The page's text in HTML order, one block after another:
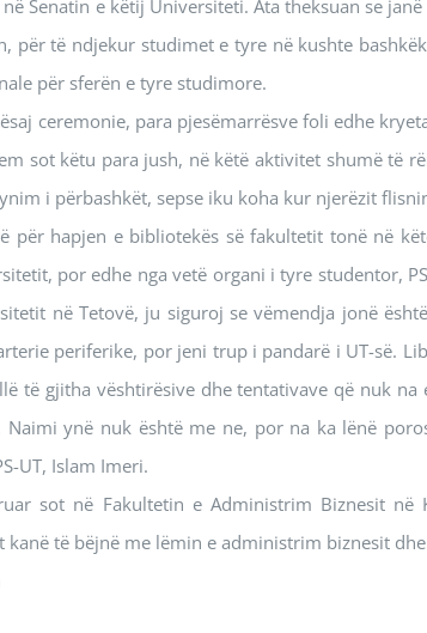
në Senatin e këtij Universiteti. Ata theksuan se
për të ndjekur studimet e tyre në kushte
për sferën e tyre studimore.
ceremonie, para pjesëmarrësve foli edhe
sot këtu para jush, në këtë aktivitet shumë të
i përbashkët, sepse iku koha kur njerëzit
për hapjen e bibliotekës së fakultetit tonë në
por edhe nga vetë organi i tyre studentor,
në Tetovë, ju siguroj se vëmendja jonë
periferike, por jeni trup i pandarë i UT-së.
të gjitha vështirësive dhe tentativave që nuk
Naimi ynë nuk është me ne, por na ka lënë
UT, Islam Imeri.
sot në Fakultetin e Administrim Biznesit në
kanë të bëjnë me lëmin e administrim biznesit